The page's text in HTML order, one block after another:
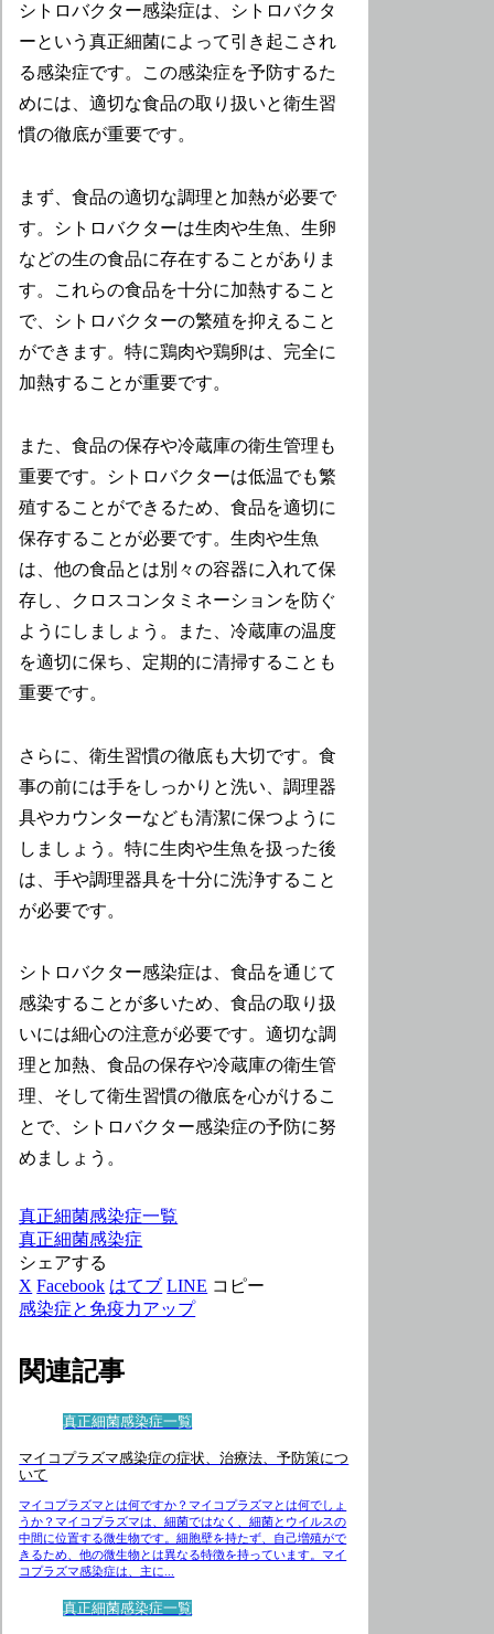
シトロバクター感染症は、シトロバクタ
ーという真正細菌によって引き起こされ
る感染症です。この感染症を予防するた
めには、適切な食品の取り扱いと衛生習
慣の徹底が重要です。
まず、食品の適切な調理と加熱が必要で
す。シトロバクターは生肉や生魚、生卵
などの生の食品に存在することがありま
す。これらの食品を十分に加熱すること
で、シトロバクターの繁殖を抑えること
ができます。特に鶏肉や鶏卵は、完全に
加熱することが重要です。
また、食品の保存や冷蔵庫の衛生管理も
重要です。シトロバクターは低温でも繁
殖することができるため、食品を適切に
保存することが必要です。生肉や生魚
は、他の食品とは別々の容器に入れて保
存し、クロスコンタミネーションを防ぐ
ようにしましょう。また、冷蔵庫の温度
を適切に保ち、定期的に清掃することも
重要です。
さらに、衛生習慣の徹底も大切です。食
事の前には手をしっかりと洗い、調理器
具やカウンターなども清潔に保つように
しましょう。特に生肉や生魚を扱った後
は、手や調理器具を十分に洗浄すること
が必要です。
シトロバクター感染症は、食品を通じて
感染することが多いため、食品の取り扱
いには細心の注意が必要です。適切な調
理と加熱、食品の保存や冷蔵庫の衛生管
理、そして衛生習慣の徹底を心がけるこ
とで、シトロバクター感染症の予防に努
めましょう。
真正細菌感染症一覧
真正細菌感染症
シェアする
X Facebook はてブ LINE コピー
感染症と免疫力アップ
関連記事
真正細菌感染症一覧
マイコプラズマ感染症の症状、治療法、予防策につ
いて
マイコプラズマとは何ですか？マイコプラズマとは何でしょ
うか？マイコプラズマは、細菌ではなく、細菌とウイルスの
中間に位置する微生物です。細胞壁を持たず、自己増殖がで
きるため、他の微生物とは異なる特徴を持っています。マイ
コプラズマ感染症は、主に...
真正細菌感染症一覧